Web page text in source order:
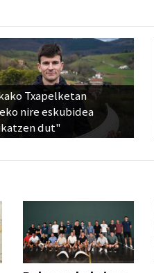
Txapelketan
nire eskubidea
dut"